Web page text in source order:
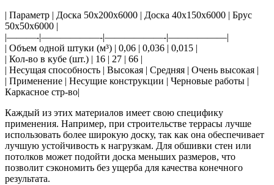
| Параметр | Доска 50х200х6000 | Доска 40х150х6000 | Брус
50х50х6000 |
|———-|——————-|——————-|——————|
| Объем одной штуки (м³) | 0,06 | 0,036 | 0,015 |
| Кол-во в кубе (шт.) | 16 | 27 | 66 |
| Несущая способность | Высокая | Средняя | Очень высокая |
| Применение | Несущие конструкции | Черновые работы |
Каркасное стр-во|
Каждый из этих материалов имеет свою специфику
применения. Например, при строительстве террасы лучше
использовать более широкую доску, так как она обеспечивает
лучшую устойчивость к нагрузкам. Для обшивки стен или
потолков может подойти доска меньших размеров, что
позволит сэкономить без ущерба для качества конечного
результата.